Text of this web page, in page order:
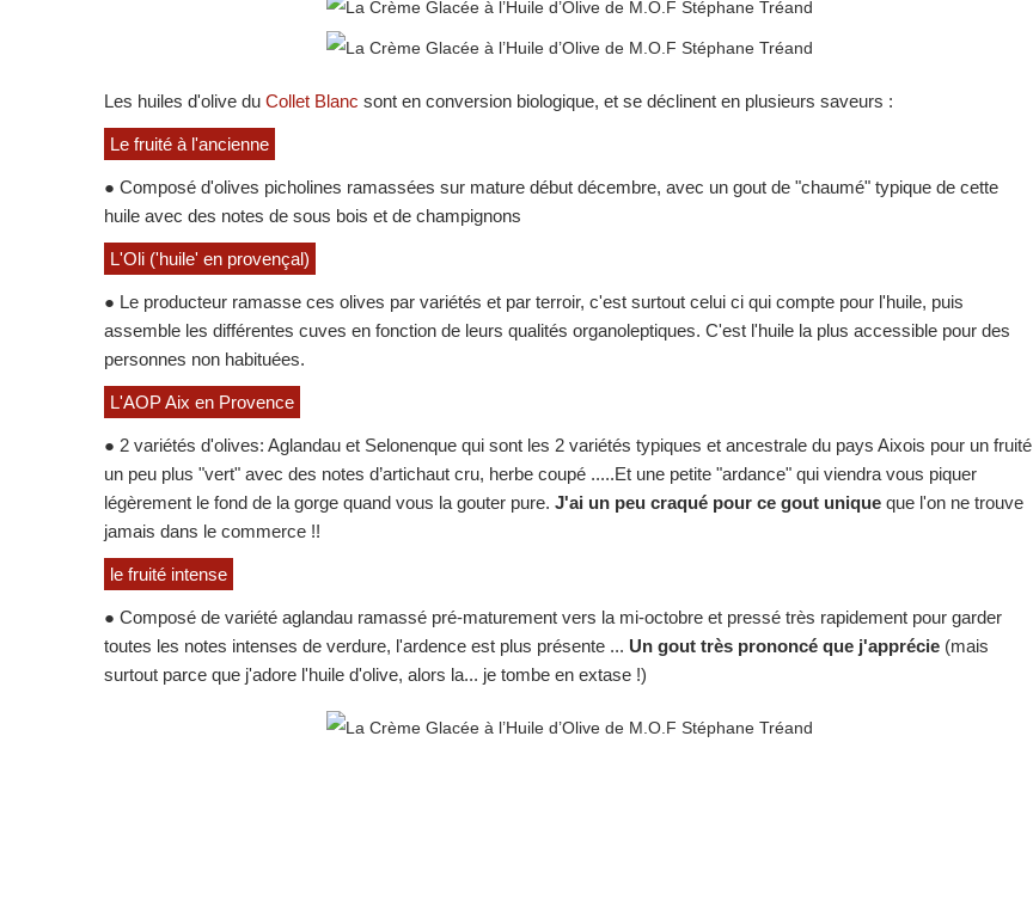
Les huiles d'olive du Collet Blanc sont en conversion biologique, et se déclinent en plusieurs saveurs :
Le fruité à l'ancienne
● Composé d'olives picholines ramassées sur mature début décembre, avec un gout de "chaumé" typique de cette
huile avec des notes de sous bois et de champignons
L'Oli ('huile' en provençal)
● Le producteur ramasse ces olives par variétés et par terroir, c'est surtout celui ci qui compte pour l'huile, puis
assemble les différentes cuves en fonction de leurs qualités organoleptiques. C'est l'huile la plus accessible pour des
personnes non habituées.
L'AOP Aix en Provence
● 2 variétés d'olives: Aglandau et Selonenque qui sont les 2 variétés typiques et ancestrale du pays Aixois pour un fruité
un peu plus "vert" avec des notes d’artichaut cru, herbe coupé .....Et une petite "ardance" qui viendra vous piquer
légèrement le fond de la gorge quand vous la gouter pure. J'ai un peu craqué pour ce gout unique que l'on ne trouve
jamais dans le commerce !!
le fruité intense
● Composé de variété aglandau ramassé pré-maturement vers la mi-octobre et pressé très rapidement pour garder
toutes les notes intenses de verdure, l'ardence est plus présente ... Un gout très prononcé que j'apprécie (mais
surtout parce que j'adore l'huile d'olive, alors la... je tombe en extase !)